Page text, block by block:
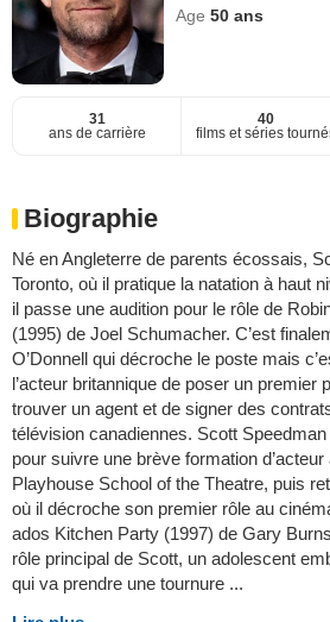
Age50 ans
31
ans de carrière
40
films et séries
Biographie
Né en Angleterre de parents écossais,
Toronto, où il pratique la natation à haut
il passe une audition pour le rôle de
(1995) de Joel Schumacher. C’est
O’Donnell qui décroche le poste mais
l’acteur britannique de poser un premier
trouver un agent et de signer des
télévision canadiennes. Scott
pour suivre une brève formation
Playhouse School of the Theatre, puis
où il décroche son premier rôle au
ados Kitchen Party (1997) de Gary
rôle principal de Scott, un adolescent
qui va prendre une tournure ...